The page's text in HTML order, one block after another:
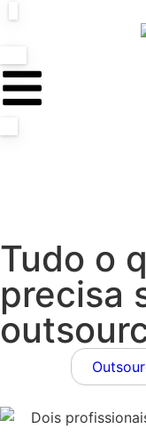
Tudo o
precisa